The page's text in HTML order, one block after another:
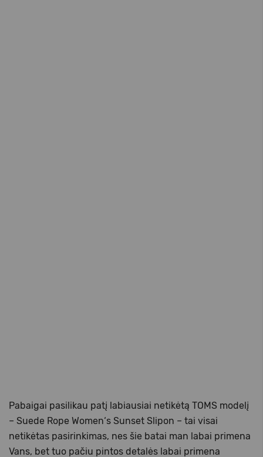
Pabaigai pasilikau patį labiausiai netikėtą TOMS modelį
– Suede Rope Women‘s Sunset Slipon – tai visai
netikėtas pasirinkimas, nes šie batai man labai primena
Vans, bet tuo pačiu pintos detalės labai primena